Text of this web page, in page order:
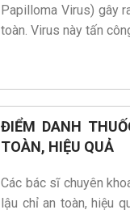
Papilloma Virus) gây
toàn. Virus này tấn
ĐIỂM DANH
TOÀN, HIỆU QUẢ
Các bác sĩ chuyên
lậu chỉ an toàn, hiệu